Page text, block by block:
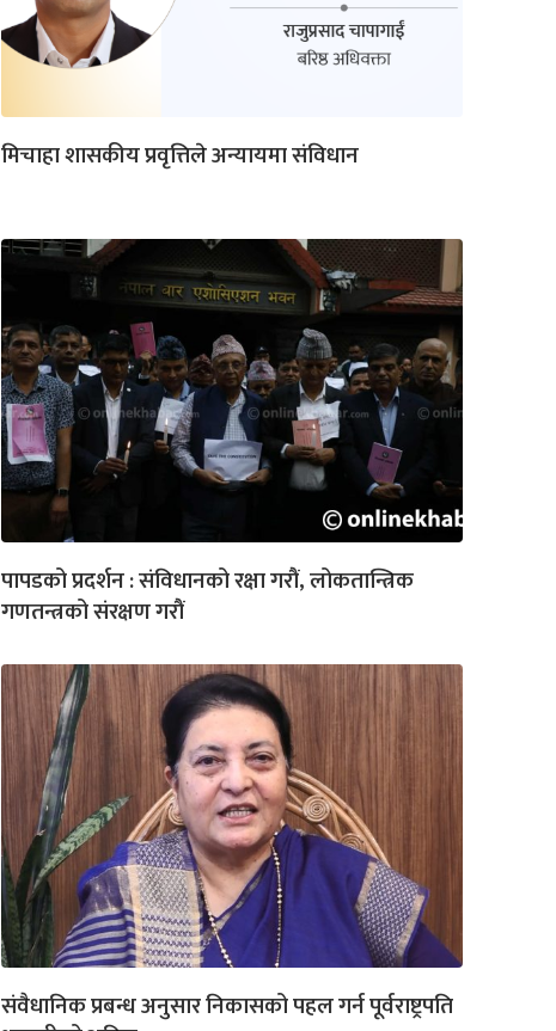
मिचाहा शासकीय प्रवृत्तिले अन्यायमा संविधान
पापडको प्रदर्शन : संविधानको रक्षा गरौं, लोकतान्त्रिक
गणतन्त्रको संरक्षण गरौं
संवैधानिक प्रबन्ध अनुसार निकासको पहल गर्न पूर्वराष्ट्रपति